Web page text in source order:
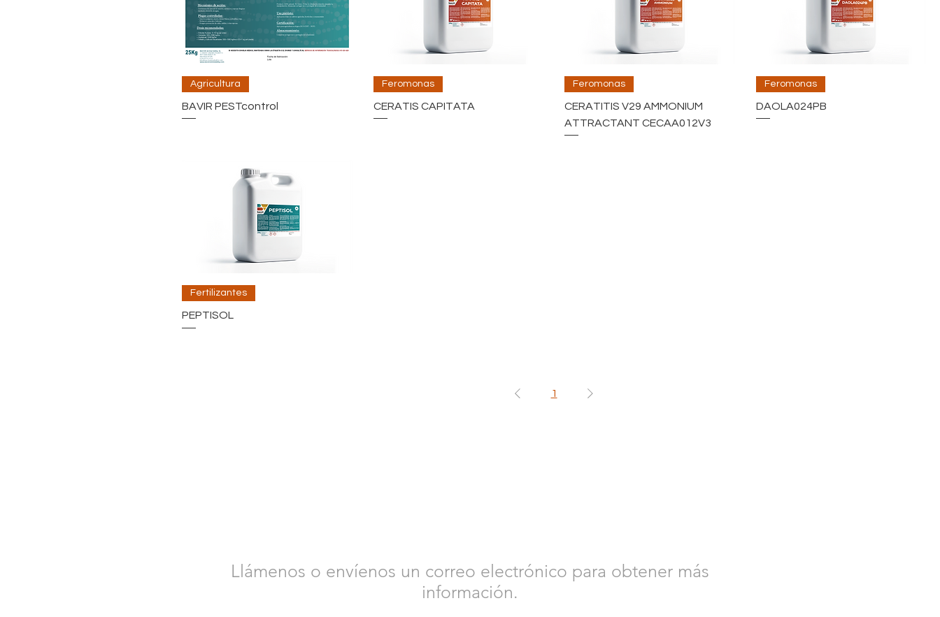
Agricultura
BAVIR PESTcontrol
Feromonas
CERATIS CAPITATA
Feromonas
CERATITIS V29 AMMONIUM
ATTRACTANT CECAA012V3
Feromonas
DAOLA024PB
Fertilizantes
PEPTISOL
1
Llámenos o envíenos un correo electrónico para obtener más
información.